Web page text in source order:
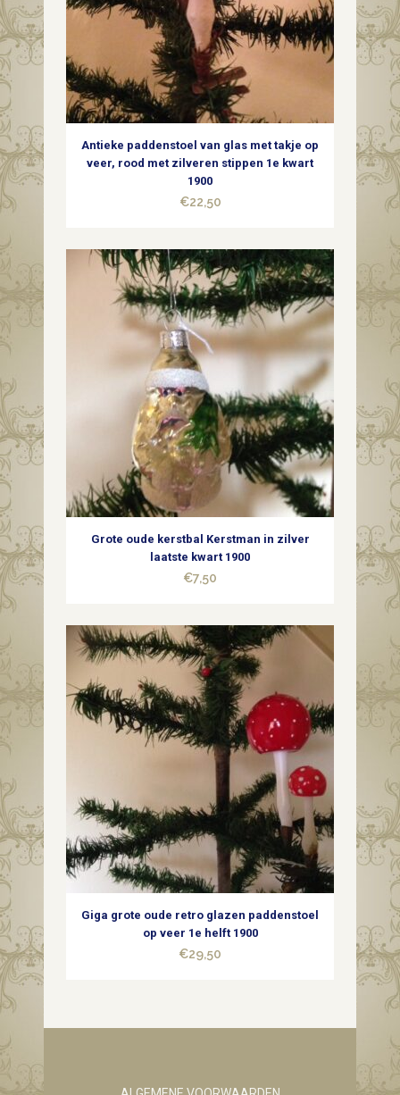
Antieke paddenstoel van glas met takje op
veer, rood met zilveren stippen 1e kwart
1900
€22,50
Grote oude kerstbal Kerstman in zilver
laatste kwart 1900
€7,50
Giga grote oude retro glazen paddenstoel
op veer 1e helft 1900
€29,50